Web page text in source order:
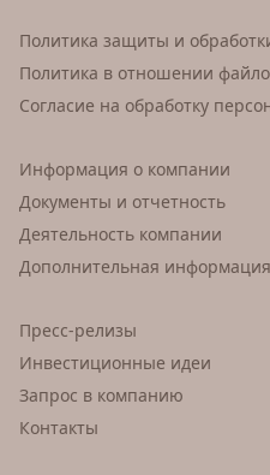
Политика защиты и
Политика в отношении
Согласие на обработку
Информация о компании
Документы и отчетность
Деятельность компании
Дополнительная информация
Пресс-релизы
Инвестиционные идеи
Запрос в компанию
Контакты